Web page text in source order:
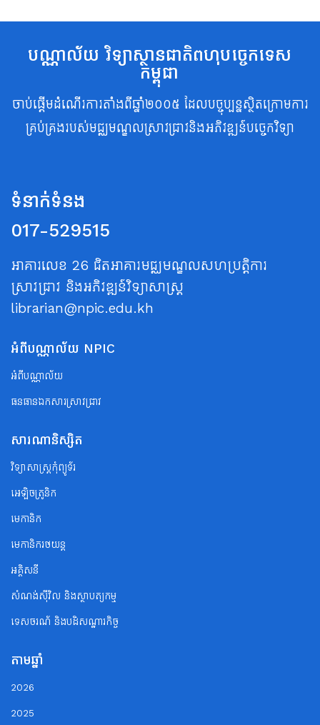
បណ្ណាល័យ វិទ្យាស្ថានជាតិពហុបច្ចេកទេស
កម្ពុជា
ចាប់ផ្តើមដំណើរការតាំងពីឆ្នាំ២០០៥ ដែលបច្ចុប្បន្នស្ថិតក្រោមការ
គ្រប់គ្រងរបស់មជ្ឈមណ្ឌលស្រាវជ្រាវនិងអភិវឌ្ឍន៍បច្ចេកវិទ្យា
ទំនាក់ទំនង
017-529515
អាគារលេខ 26 ជិតអាគារមជ្ឈមណ្ឌលសហប្រត្តិការ
ស្រាវជ្រាវ និងអភិវឌ្ឍន៍វិទ្យាសាស្ត្រ
librarian@npic.edu.kh
អំពីបណ្ណាល័យ NPIC
អំពីបណ្ណាល័យ
ធនធានឯកសារស្រាវជ្រាវ
សារណានិស្សិត
វិទ្យាសាស្ត្រកុំព្យូទ័រ
អេឡិចត្រូនិក
មេកានិក
មេកានិករថយន្ត
អគ្គិសនី
សំណង់ស៊ីវិល និងស្ថាបត្យកម្ម
ទេសចរណ័ និងបដិសណ្ឋារកិច្ច
តាមឆ្នាំ
2026
2025